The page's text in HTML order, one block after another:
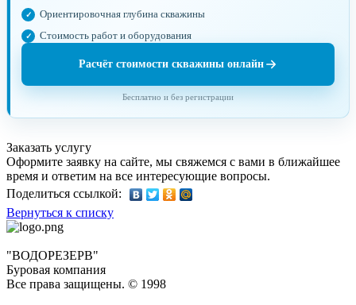
Ориентировочная глубина скважины
Стоимость работ и оборудования
Расчёт стоимости скважины онлайн
Бесплатно и без регистрации
Заказать услугу
Оформите заявку на сайте, мы свяжемся с вами в ближайшее
время и ответим на все интересующие вопросы.
Поделиться ссылкой:
Вернуться к списку
"ВОДОРЕЗЕРВ"
Буровая компания
Все права защищены. © 1998